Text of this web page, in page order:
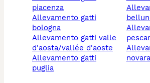
piacenza
allevamento gatti
bologna
allevamento gatti valle
d'aosta/vallée d'aoste
allevamento gatti
puglia
allevamento gatti
allevamento gatti
allevamento gatti
novara